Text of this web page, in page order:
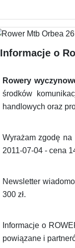
Informacje o
Rowery
środków
handlowych oraz
Wyrażam zgodę
2011-07-04 - cena
Newsletter
300 zł.
Informacje o
powiązane i